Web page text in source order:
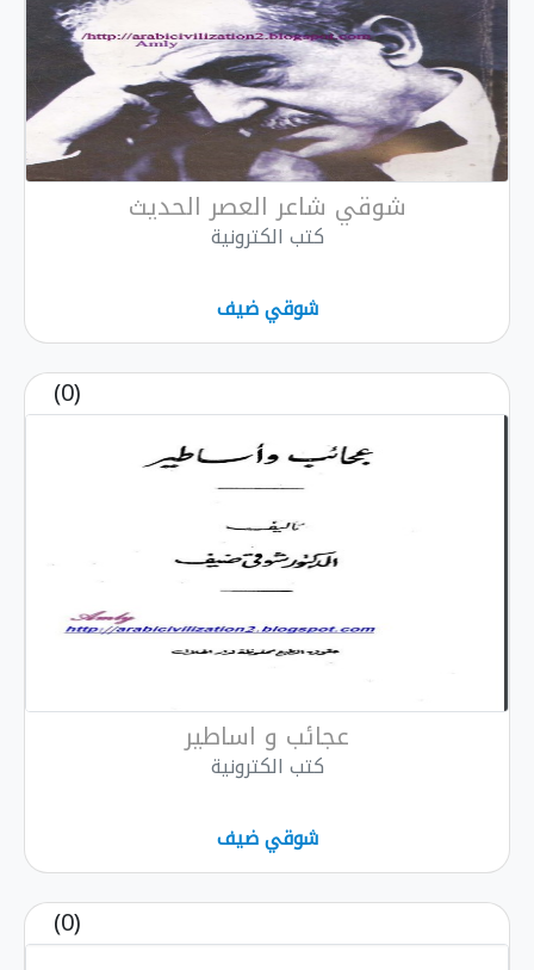
شوقي شاعر العصر الحديث
كتب الكترونية
شوقي ضيف
عجائب و اساطير
كتب الكترونية
شوقي ضيف